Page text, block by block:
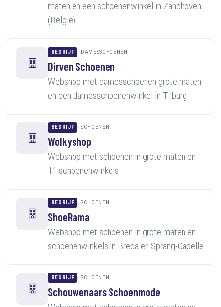
maten en een schoenenwinkel in Zandhoven
(Belgie)
BEDRIJF DAMESSCHOENEN
Dirven Schoenen
Webshop met damesschoenen grote maten
en een damesschoenenwinkel in Tilburg
BEDRIJF SCHOENEN
Wolkyshop
Webshop met schoenen in grote maten en
11 schoenenwinkels
BEDRIJF SCHOENEN
ShoeRama
Webshop met schoenen in grote maten en
schoenenwinkels in Breda en Sprang-Capelle
BEDRIJF SCHOENEN
Schouwenaars Schoenmode